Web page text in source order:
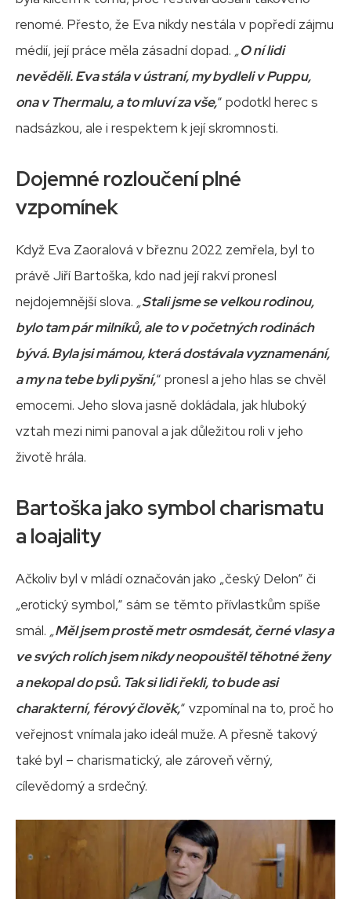
renomé. Přesto, že Eva nikdy nestála v popředí zájmu
médií, její práce měla zásadní dopad. „O ní lidi
nevěděli. Eva stála v ústraní, my bydleli v Puppu,
ona v Thermalu, a to mluví za vše,“ podotkl herec s
nadsázkou, ale i respektem k její skromnosti.
Dojemné rozloučení plné
vzpomínek
Když Eva Zaoralová v březnu 2022 zemřela, byl to
právě Jiří Bartoška, kdo nad její rakví pronesl
nejdojemnější slova. „Stali jsme se velkou rodinou,
bylo tam pár milníků, ale to v početných rodinách
bývá. Byla jsi mámou, která dostávala vyznamenání,
a my na tebe byli pyšní,“ pronesl a jeho hlas se chvěl
emocemi. Jeho slova jasně dokládala, jak hluboký
vztah mezi nimi panoval a jak důležitou roli v jeho
životě hrála.
Bartoška jako symbol charismatu
a loajality
Ačkoliv byl v mládí označován jako „český Delon“ či
„erotický symbol,“ sám se těmto přívlastkům spíše
smál. „Měl jsem prostě metr osmdesát, černé vlasy a
ve svých rolích jsem nikdy neopouštěl těhotné ženy
a nekopal do psů. Tak si lidi řekli, to bude asi
charakterní, férový člověk,“ vzpomínal na to, proč ho
veřejnost vnímala jako ideál muže. A přesně takový
také byl – charismatický, ale zároveň věrný,
cílevědomý a srdečný.